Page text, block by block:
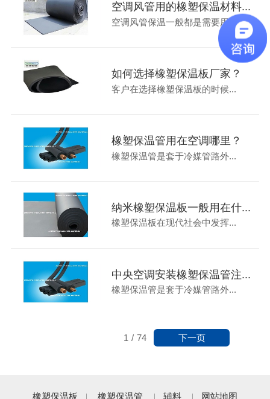
空调风管用的橡塑保温材料...
空调风管保温一般都是需要用...
如何选择橡塑保温板厂家？
客户在选择橡塑保温板的时候...
橡塑保温管用在空调哪里？
橡塑保温管是套于冷媒管路外...
纳米橡塑保温板一般用在什...
橡塑保温板在现代社会中发挥...
中央空调安装橡塑保温管注...
橡塑保温管是套于冷媒管路外...
1 / 74 下一页
橡塑保温板 橡塑保温管 辅料 网站地图